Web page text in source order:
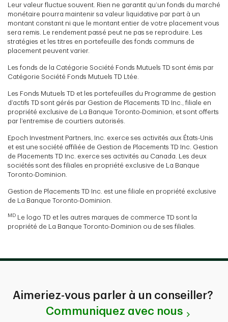
Leur valeur fluctue souvent. Rien ne garantit qu’un fonds du marché
monétaire pourra maintenir sa valeur liquidative par part à un
montant constant ni que le montant entier de votre placement vous
sera remis. Le rendement passé peut ne pas se reproduire. Les
stratégies et les titres en portefeuille des fonds communs de
placement peuvent varier.
Les fonds de la Catégorie Société Fonds Mutuels TD sont émis par
Catégorie Société Fonds Mutuels TD Ltée.
Les Fonds Mutuels TD et les portefeuilles du Programme de gestion
d’actifs TD sont gérés par Gestion de Placements TD Inc., filiale en
propriété exclusive de La Banque Toronto-Dominion, et sont offerts
par l’entremise de courtiers autorisés.
Epoch Investment Partners, Inc. exerce ses activités aux États-Unis
et est une société affiliée de Gestion de Placements TD Inc. Gestion
de Placements TD Inc. exerce ses activités au Canada. Les deux
sociétés sont des filiales en propriété exclusive de La Banque
Toronto-Dominion.
Gestion de Placements TD Inc. est une filiale en propriété exclusive
de La Banque Toronto-Dominion.
MD
Le logo TD et les autres marques de commerce TD sont la
propriété de La Banque Toronto-Dominion ou de ses filiales.
Aimeriez-vous parler à un conseiller?
Communiquez avec nous